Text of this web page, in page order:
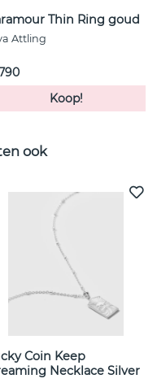
Thin Ring goud
Attling
Koop!
ook
Coin Keep
Necklace Silver